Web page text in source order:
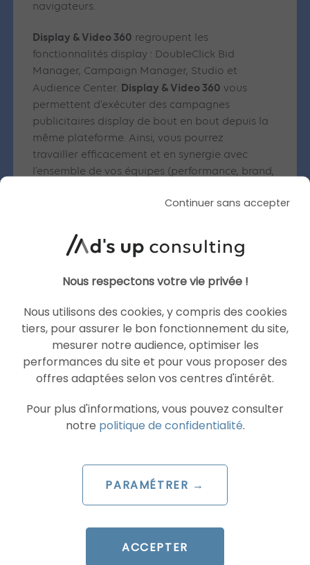
navigateurs.
Display & Video 360 regroupent les
fonctionnalités display : DoubleClick Bid
Manager, Campaign Manager, Studio et
Audience Center. Display & Video 360 vous
permettent d’exécuter des campagnes
publicitaires display de bout en bout depuis la
même plateforme. Ainsi, vous pourrez
travailler efficacement et en synergie avec
l’ensemble de vos équipes (performance, brand,
produits DoubleClick migreront
progressivement , en parallèle du lancement
Une présentation plus complète de ces
Google Marketing Live
le 10 juillet à 12h (GMT). Vous pouvez
Chez Ad’s up Consulting, nous utilisons déjà la
l’ensemble de vos enjeux, qu’ils soient de
gestion, d’analyse ou d’optimisation de vos
nous contacter pour en discuter.
Articles similaires
Continuer sans accepter
Nous respectons votre vie privée !
Nous utilisons des cookies, y compris des cookies
tiers, pour assurer le bon fonctionnement du site,
mesurer notre audience, optimiser les
performances du site et pour vous proposer des
offres adaptées selon vos centres d'intérêt.
Pour plus d'informations, vous pouvez consulter
notre politique de confidentialité.
PARAMÉTRER →
ACCEPTER